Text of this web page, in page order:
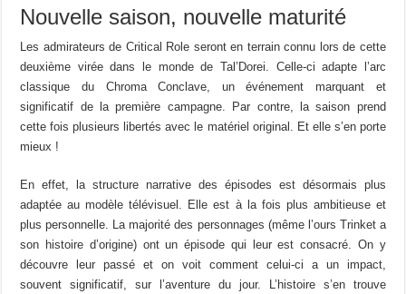
Nouvelle saison, nouvelle maturité
Les admirateurs de Critical Role seront en terrain connu lors de cette
deuxième virée dans le monde de Tal’Dorei. Celle-ci adapte l’arc
classique du Chroma Conclave, un événement marquant et
significatif de la première campagne. Par contre, la saison prend
cette fois plusieurs libertés avec le matériel original. Et elle s’en porte
mieux !
En effet, la structure narrative des épisodes est désormais plus
adaptée au modèle télévisuel. Elle est à la fois plus ambitieuse et
plus personnelle. La majorité des personnages (même l’ours Trinket a
son histoire d’origine) ont un épisode qui leur est consacré. On y
découvre leur passé et on voit comment celui-ci a un impact,
souvent significatif, sur l’aventure du jour. L’histoire s’en trouve